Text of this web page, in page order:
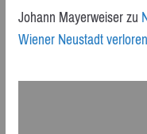
Johann Mayerweiserzu
Wiener Neustadt verloren